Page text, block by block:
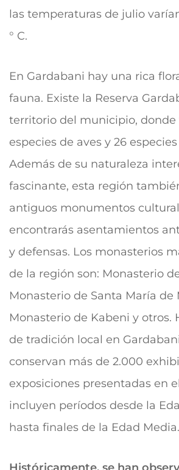
las temperaturas de julio
° C.
En Gardabani hay una rica
fauna. Existe la Reserva
territorio del municipio, donde
especies de aves y 26
Además de su naturaleza
fascinante, esta región
antiguos monumentos
encontrarás asentamientos
y defensas. Los monasterios
de la región son: Monasterio
Monasterio de Santa María de
Monasterio de Kabeni y otros.
de tradición local en
conservan más de 2.000
exposiciones presentadas en
incluyen períodos desde la
hasta finales de la Edad Media.